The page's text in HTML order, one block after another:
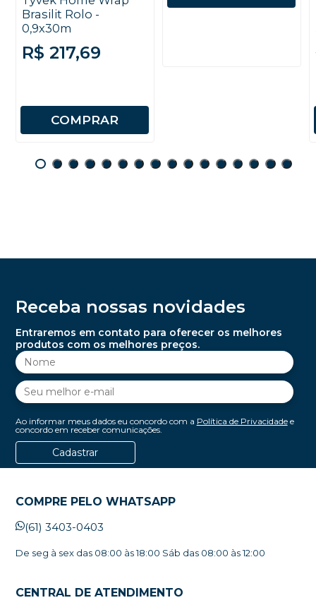
Brasilit Rolo -
0,9x30m
R$ 217,69
COMPRAR
Receba nossas novidades
Entraremos em contato para oferecer os melhores
produtos com os melhores preços.
Ao informar meus dados eu concordo com a Política de Privacidadee
concordo em receber comunicações.
Cadastrar
COMPRE PELO WHATSAPP
(61) 3403-0403
De seg à sex das 08:00 às 18:00 Sáb das 08:00 às 12:00
CENTRAL DE ATENDIMENTO